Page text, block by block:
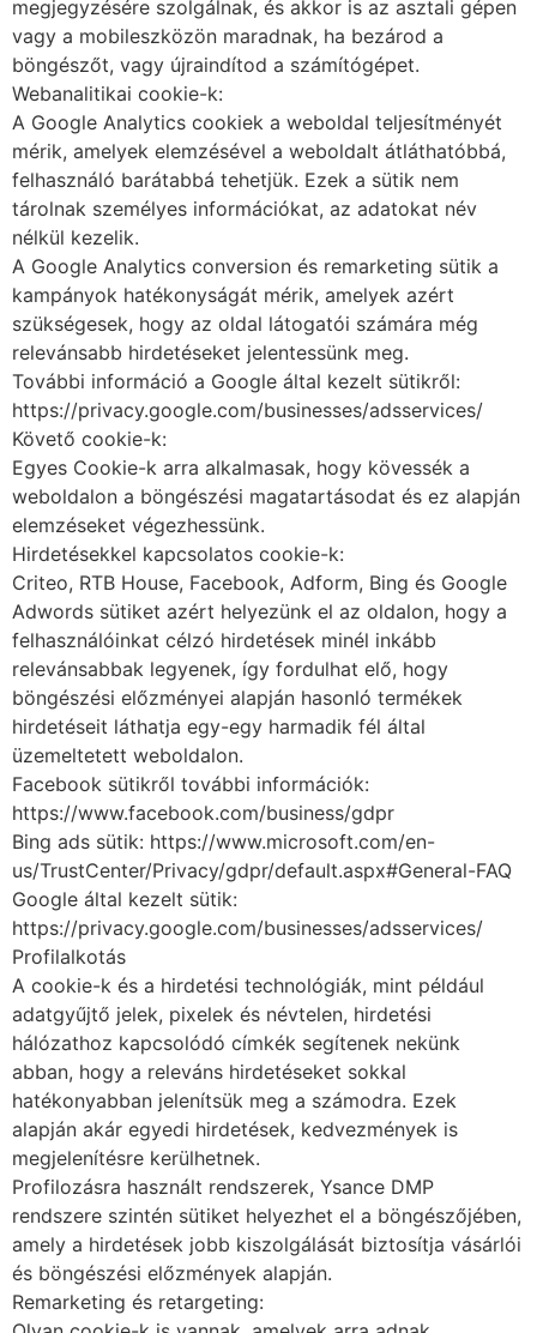
megjegyzésére szolgálnak, és akkor is az asztali gépen
vagy a mobileszközön maradnak, ha bezárod a
böngészőt, vagy újraindítod a számítógépet.
Webanalitikai cookie-k:
A Google Analytics cookiek a weboldal teljesítményét
mérik, amelyek elemzésével a weboldalt átláthatóbbá,
felhasználó barátabbá tehetjük. Ezek a sütik nem
tárolnak személyes információkat, az adatokat név
nélkül kezelik.
A Google Analytics conversion és remarketing sütik a
kampányok hatékonyságát mérik, amelyek azért
szükségesek, hogy az oldal látogatói számára még
relevánsabb hirdetéseket jelentessünk meg.
További információ a Google által kezelt sütikről:
https://privacy.google.com/businesses/adsservices/
Követő cookie-k:
Egyes Cookie-k arra alkalmasak, hogy kövessék a
weboldalon a böngészési magatartásodat és ez alapján
elemzéseket végezhessünk.
Hirdetésekkel kapcsolatos cookie-k:
Criteo, RTB House, Facebook, Adform, Bing és Google
Adwords sütiket azért helyezünk el az oldalon, hogy a
felhasználóinkat célzó hirdetések minél inkább
relevánsabbak legyenek, így fordulhat elő, hogy
böngészési előzményei alapján hasonló termékek
hirdetéseit láthatja egy-egy harmadik fél által
üzemeltetett weboldalon.
Facebook sütikről további információk:
https://www.facebook.com/business/gdpr
Bing ads sütik: https://www.microsoft.com/en-
us/TrustCenter/Privacy/gdpr/default.aspx#General-FAQ
Google által kezelt sütik:
https://privacy.google.com/businesses/adsservices/
Profilalkotás
A cookie-k és a hirdetési technológiák, mint például
adatgyűjtő jelek, pixelek és névtelen, hirdetési
hálózathoz kapcsolódó címkék segítenek nekünk
abban, hogy a releváns hirdetéseket sokkal
hatékonyabban jelenítsük meg a számodra. Ezek
alapján akár egyedi hirdetések, kedvezmények is
megjelenítésre kerülhetnek.
Profilozásra használt rendszerek, Ysance DMP
rendszere szintén sütiket helyezhet el a böngészőjében,
amely a hirdetések jobb kiszolgálását biztosítja vásárlói
és böngészési előzmények alapján.
Remarketing és retargeting: